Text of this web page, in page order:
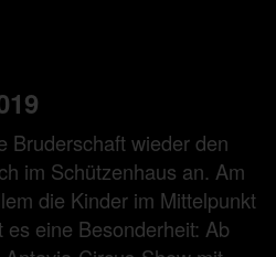
Bruderschaft wieder den
im Schützenhaus an. Am
die Kinder im Mittelpunkt
eine Besonderheit: Ab